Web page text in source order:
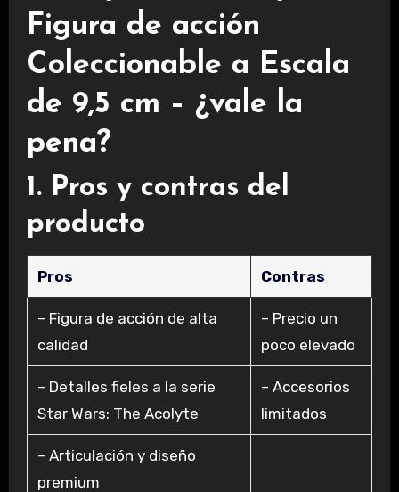
Figura de acción
Coleccionable a Escala
de 9,5 cm – ¿vale la
pena?
1. Pros y contras del
producto
Pros Contras
– Figura de acción de alta
calidad
– Precio un
poco elevado
– Detalles fieles a la serie
Star Wars: The Acolyte
– Accesorios
limitados
– Articulación y diseño
premium